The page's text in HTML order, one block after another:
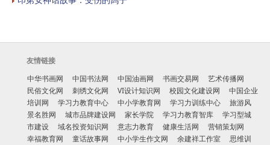
友情链接
中华书画网
中国书法网 中国油画网 书画交易网
艺术传播网
民俗文化网
刺绣文化网 VI设计知识网 校园文化建设网
中国企业
培训网
学习力教育中心 中小学教育网 学习力训练中心
旅游风
景名胜网
城市品牌建设网 家长学院 学习力教育智库
学习型城
市建设
域名投资知识网 意志力教育 健康生活网
营销策划网
幸福教育网
童话故事网 中小学生作文网 余建祥工作室 思维训